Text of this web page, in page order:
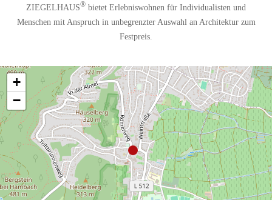
ZIEGELHAUS® bietet Erlebniswohnen für Individualisten und
Menschen mit Anspruch in unbegrenzter Auswahl an Architektur zum
Festpreis.
+
−